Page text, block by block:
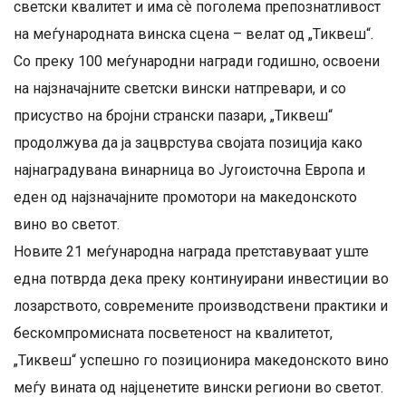
светски квалитет и има сѐ поголема препознатливост
на меѓународната винска сцена – велат од „Тиквеш“.
Со преку 100 меѓународни награди годишно, освоени
на најзначајните светски вински натпревари, и со
присуство на бројни странски пазари, „Тиквеш“
продолжува да ја зацврстува својата позиција како
најнаградувана винарница во Југоисточна Европа и
еден од најзначајните промотори на македонското
вино во светот.
Новите 21 меѓународна награда претставуваат уште
една потврда дека преку континуирани инвестиции во
лозарството, современите производствени практики и
бескомпромисната посветеност на квалитетот,
„Тиквеш“ успешно го позиционира македонското вино
меѓу вината од најценетите вински региони во светот.